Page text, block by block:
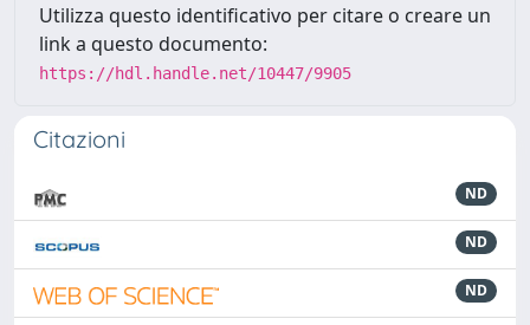
Utilizza questo identificativo per citare o creare un
link a questo documento:
https://hdl.handle.net/10447/9905
Citazioni
ND
ND
ND